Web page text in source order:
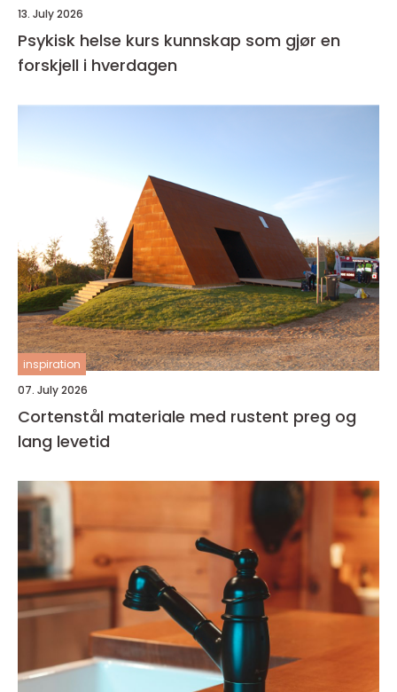
13. July 2026
Psykisk helse kurs kunnskap som gjør en
forskjell i hverdagen
inspiration
07. July 2026
Cortenstål materiale med rustent preg og
lang levetid